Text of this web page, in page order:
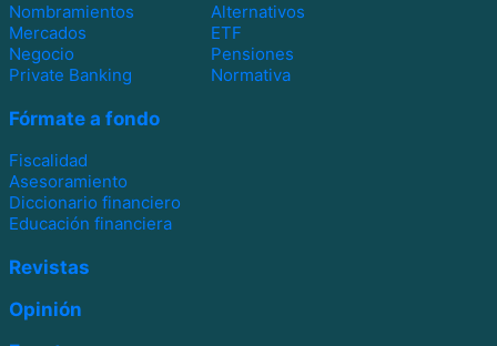
Nombramientos
Alternativos
Mercados
ETF
Negocio
Pensiones
Private Banking
Normativa
Fórmate a fondo
Fiscalidad
Asesoramiento
Diccionario financiero
Educación financiera
Revistas
Opinión